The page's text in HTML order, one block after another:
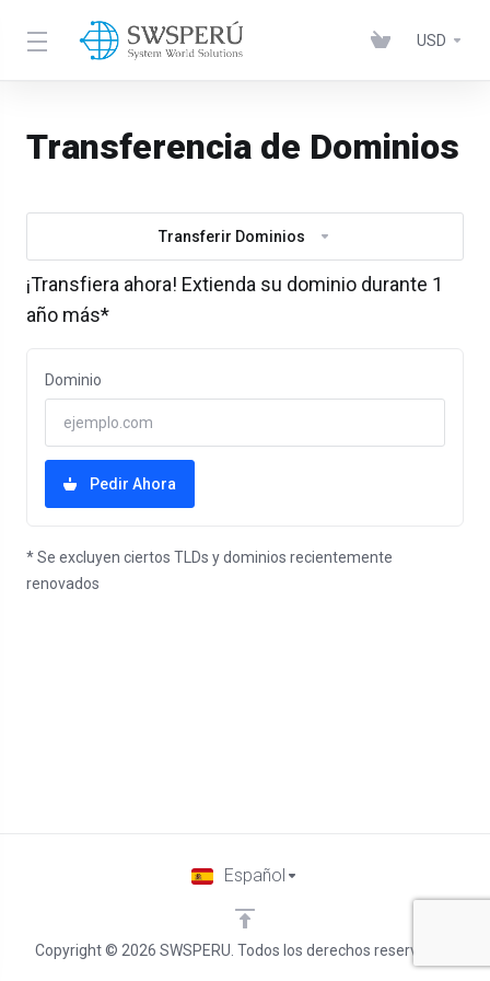
USD
Transferencia de Dominios
Transferir Dominios
¡Transfiera ahora! Extienda su dominio durante 1
año más*
Dominio
Pedir Ahora
* Se excluyen ciertos TLDs y dominios recientemente
renovados
Copyright © 2026 SWSPERU. Todos los derechos reservados.
Español